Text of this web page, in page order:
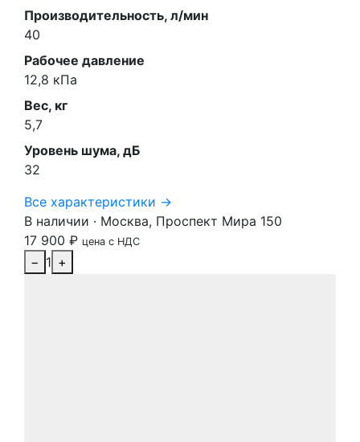
Производительность, л/мин
40
Рабочее давление
12,8 кПа
Вес, кг
5,7
Уровень шума, дБ
32
Все характеристики →
В наличии · Москва, Проспект Мира 150
17 900 ₽ цена с НДС
− 1 +